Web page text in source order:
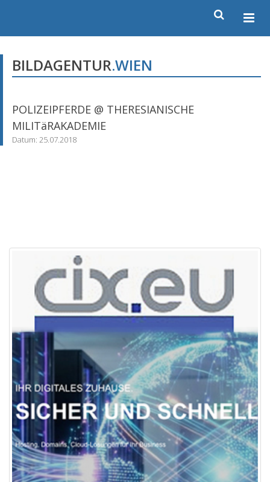
BILDAGENTUR.WIEN
POLIZEIPFERDE @ THERESIANISCHE
MILITäRAKADEMIE
Datum: 25.07.2018